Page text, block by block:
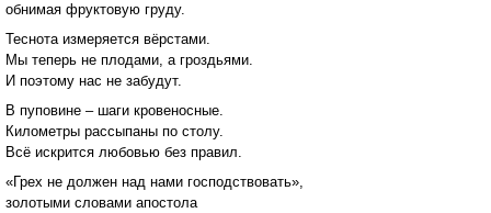
обнимая фруктовую груду.
Теснота измеряется вёрстами.
Мы теперь не плодами, а гроздьями.
И поэтому нас не забудут.
В пуповине – шаги кровеносные.
Километры рассыпаны по столу.
Всё искрится любовью без правил.
«Грех не должен над нами господствовать»,
золотыми словами апостола